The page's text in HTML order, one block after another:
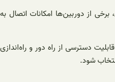
از دوربین‌ها امکانات اتصال به
دسترسی از راه دور و راه‌اندازی
شود.